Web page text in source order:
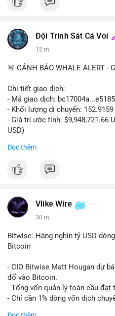
Đội Trinh Sát Cá Voi
12 m
🚨 CẢNH BÁO WHALE ALERT -
Chi tiết giao dịch:
- Mã giao dịch:
- Khối lượng di chuyển: 152.9159
- Giá trị ước tính: $9,948,721.66
USD)
Khối lượng 152.9 BTC trị giá
giá quanh vùng $65,000, động
cho chiến lược tích lũy dài hạn
ngắn hạn lên thị trường, khiến
động.
Lời khuyên:
Nhà đầu tư nên quan sát thêm
đích đến của dòng tiền. Tránh
các biến động nhỏ, ưu tiên
dụng đòn bẩy quá mức trong
Đọc thêm
Vlike Wire
30 m
Bitwise: Hàng nghìn tỷ USD
Bitcoin
- CIO Bitwise Matt Hougan dự
đổ vào Bitcoin.
- Tổng vốn quản lý toàn cầu đạt
- Chỉ cần 1% dòng vốn dịch